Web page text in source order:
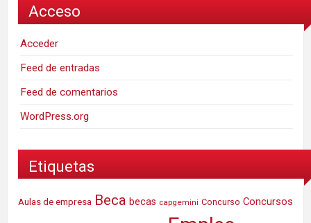
Acceso
Acceder
Feed de entradas
Feed de comentarios
WordPress.org
Etiquetas
Aulas de empresa Beca becas capgemini Concurso Concursos